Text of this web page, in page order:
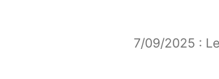
7/09/2025 :